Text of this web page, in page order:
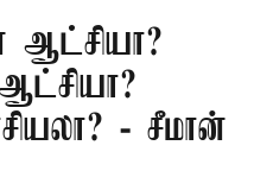
ஆட்சியா?
- சீமான்